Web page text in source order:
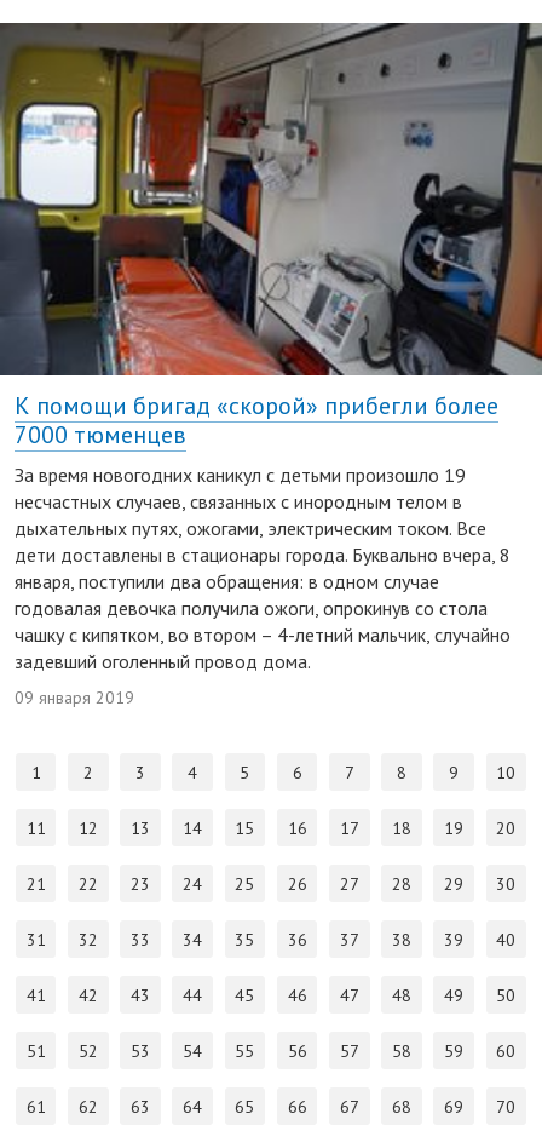
К помощи бригад «скорой» прибегли более
7000 тюменцев
За время новогодних каникул с детьми произошло 19
несчастных случаев, связанных с инородным телом в
дыхательных путях, ожогами, электрическим током. Все
дети доставлены в стационары города. Буквально вчера, 8
января, поступили два обращения: в одном случае
годовалая девочка получила ожоги, опрокинув со стола
чашку с кипятком, во втором – 4-летний мальчик, случайно
задевший оголенный провод дома.
09 января 2019
1 2 3 4 5 6 7 8 9 10
11 12 13 14 15 16 17 18 19 20
21 22 23 24 25 26 27 28 29 30
31 32 33 34 35 36 37 38 39 40
41 42 43 44 45 46 47 48 49 50
51 52 53 54 55 56 57 58 59 60
61 62 63 64 65 66 67 68 69 70